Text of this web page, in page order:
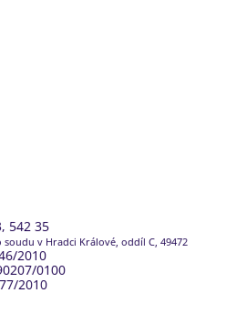
542 35
v Hradci Králové, oddíl C, 49472
2010
0100
2010